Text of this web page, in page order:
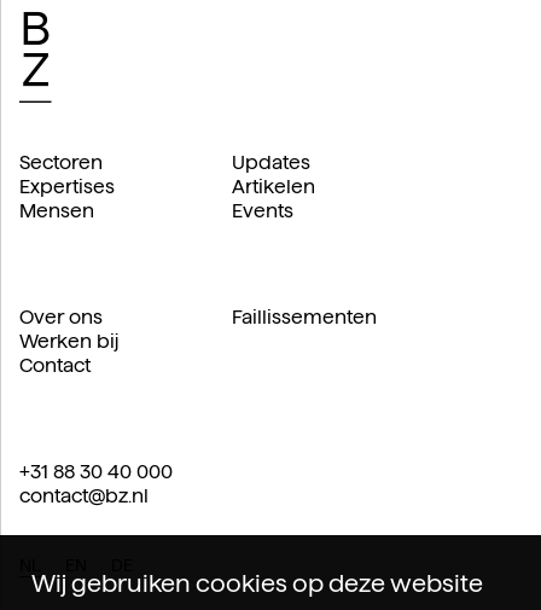
Wij gebruiken cookies op deze website
Sectoren
Expertises
Mensen
Updates
Artikelen
Events
Over ons
Werken bij
Contact
Faillissementen
+31 88 30 40 000
contact@bz.nl